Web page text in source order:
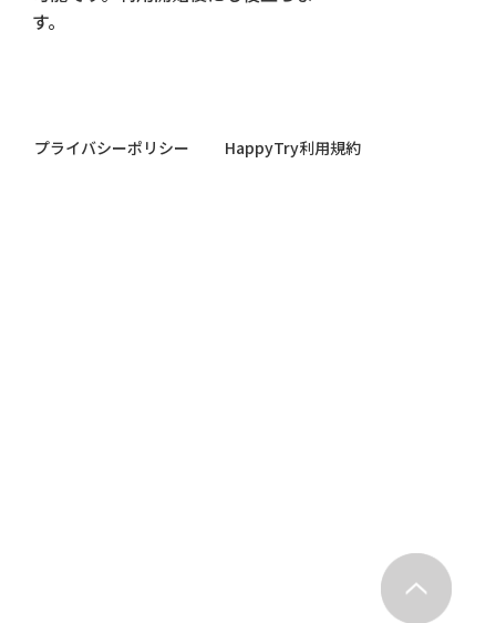
す。
プライバシーポリシー
HappyTry利用規約